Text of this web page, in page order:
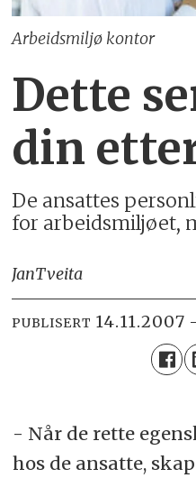
Arbeidsmiljø kontor
Dette
din
De ansattes
for arbeidsmiljøet,
JanTveita
PUBLISERT
- Når de rette
hos de ansatte,